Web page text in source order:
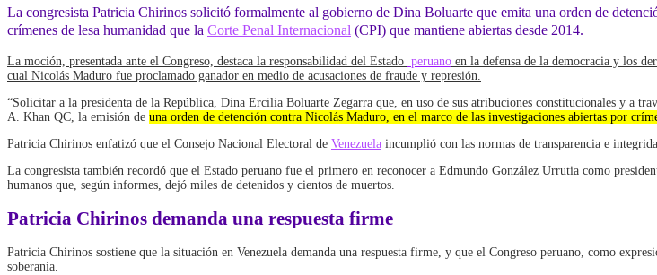
La congresista Patricia Chirinos solicitó formalmente al gobierno de Dina Boluarte que emita una orden de
crímenes de lesa humanidad que la Corte Penal Internacional (CPI) que mantiene abiertas desde 2014.
La moción, presentada ante el Congreso, destaca la responsabilidad del Estado peruano en la defensa de la democracia y los
cual Nicolás Maduro fue proclamado ganador en medio de acusaciones de fraude y represión.
“Solicitar a la presidenta de la República, Dina Ercilia Boluarte Zegarra que, en uso de sus atribuciones constitucionales y a
A. Khan QC, la emisión de una orden de detención contra Nicolás Maduro, en el marco de las investigaciones abiertas por
Patricia Chirinos enfatizó que el Consejo Nacional Electoral de Venezuela incumplió con las normas de transparencia e
La congresista también recordó que el Estado peruano fue el primero en reconocer a Edmundo González Urrutia como
humanos que, según informes, dejó miles de detenidos y cientos de muertos.
Patricia Chirinos demanda una respuesta firme
Patricia Chirinos sostiene que la situación en Venezuela demanda una respuesta firme, y que el Congreso peruano, como
soberanía.